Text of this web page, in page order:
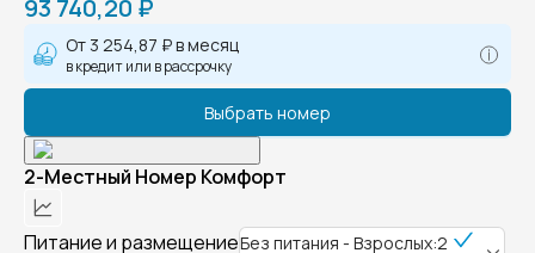
93 740,20 ₽
От 3 254,87 ₽в месяц
в кредит или в рассрочку
Выбрать номер
2-Местный Номер Комфорт
Питание и размещениеБез питания - Взрослых:2